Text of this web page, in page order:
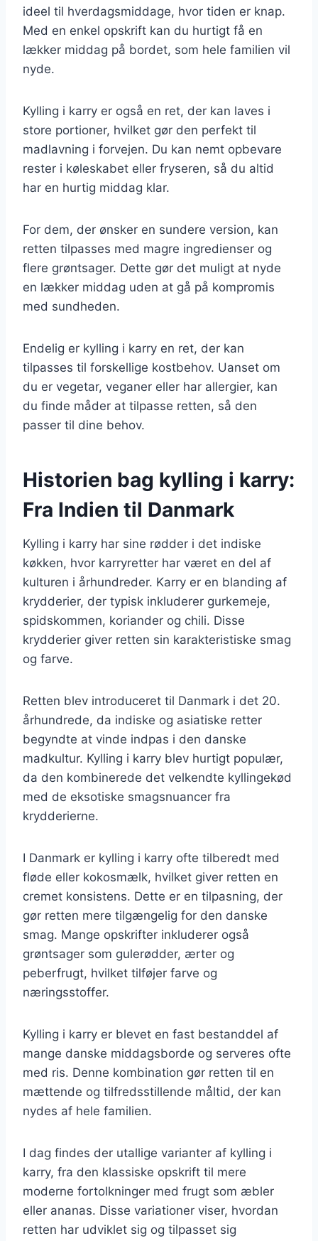
ideel til hverdagsmiddage, hvor tiden er knap.
Med en enkel opskrift kan du hurtigt få en
lækker middag på bordet, som hele familien vil
nyde.
Kylling i karry er også en ret, der kan laves i
store portioner, hvilket gør den perfekt til
madlavning i forvejen. Du kan nemt opbevare
rester i køleskabet eller fryseren, så du altid
har en hurtig middag klar.
For dem, der ønsker en sundere version, kan
retten tilpasses med magre ingredienser og
flere grøntsager. Dette gør det muligt at nyde
en lækker middag uden at gå på kompromis
med sundheden.
Endelig er kylling i karry en ret, der kan
tilpasses til forskellige kostbehov. Uanset om
du er vegetar, veganer eller har allergier, kan
du finde måder at tilpasse retten, så den
passer til dine behov.
Historien bag kylling i karry:
Fra Indien til Danmark
Kylling i karry har sine rødder i det indiske
køkken, hvor karryretter har været en del af
kulturen i århundreder. Karry er en blanding af
krydderier, der typisk inkluderer gurkemeje,
spidskommen, koriander og chili. Disse
krydderier giver retten sin karakteristiske smag
og farve.
Retten blev introduceret til Danmark i det 20.
århundrede, da indiske og asiatiske retter
begyndte at vinde indpas i den danske
madkultur. Kylling i karry blev hurtigt populær,
da den kombinerede det velkendte kyllingekød
med de eksotiske smagsnuancer fra
krydderierne.
I Danmark er kylling i karry ofte tilberedt med
fløde eller kokosmælk, hvilket giver retten en
cremet konsistens. Dette er en tilpasning, der
gør retten mere tilgængelig for den danske
smag. Mange opskrifter inkluderer også
grøntsager som gulerødder, ærter og
peberfrugt, hvilket tilføjer farve og
næringsstoffer.
Kylling i karry er blevet en fast bestanddel af
mange danske middagsborde og serveres ofte
med ris. Denne kombination gør retten til en
mættende og tilfredsstillende måltid, der kan
nydes af hele familien.
I dag findes der utallige varianter af kylling i
karry, fra den klassiske opskrift til mere
moderne fortolkninger med frugt som æbler
eller ananas. Disse variationer viser, hvordan
retten har udviklet sig og tilpasset sig